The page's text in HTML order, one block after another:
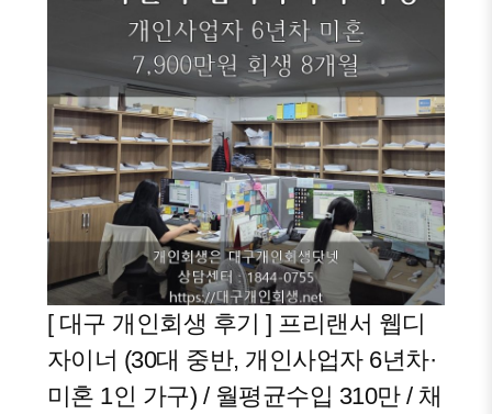
[ 대구 개인회생 후기 ] 프리랜서 웹디
자이너 (30대 중반, 개인사업자 6년차·
미혼 1인 가구) / 월평균수입 310만 / 채